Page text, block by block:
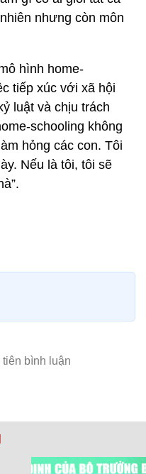
nhưng còn môn
hình home-
tiếp xúc với xã hội
luật và chịu trách
schooling không
hỏng các con. Tôi
Nếu là tôi, tôi sẽ